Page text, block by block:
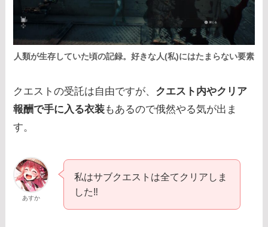
人類が生存していた頃の記録。好きな人(私)にはたまらない要素
クエストの受託は自由ですが、 クエスト内やクリア
報酬で手に入る衣装もあるので俄然やる気が出ま
す。
あすか
私はサブクエストは全てクリアしま
した‼︎